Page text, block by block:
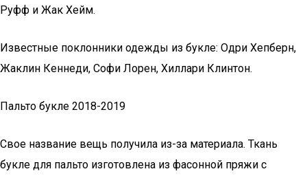
Руфф и Жак Хейм.
Известные поклонники одежды из букле: Одри Хепберн,
Жаклин Кеннеди, Софи Лорен, Хиллари Клинтон.
Пальто букле 2018-2019
Свое название вещь получила из-за материала. Ткань
букле для пальто изготовлена из фасонной пряжи с